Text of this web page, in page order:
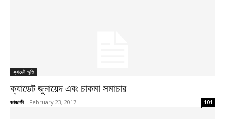
ক্যাডেট স্মৃতি
ক্যাডেট জুনায়েদ এবং চাকমা সমাচার
জাজাফী - February 23, 2017 101